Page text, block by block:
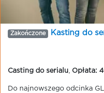
Zakończone Kasting do
Casting do serialu Opłata:
Do najnowszego odcinka